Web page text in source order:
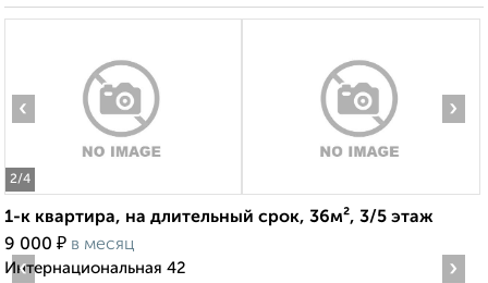
2/4
‹ ›
1-к квартира, на длительный срок, 36м², 3/5 этаж
9 000 ₽ в месяц
Интернациональная 42
‹ ›